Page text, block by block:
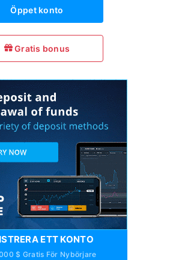
Öppet konto
Gratis bonus
ETT KONTO
$ Gratis För Nybörjare